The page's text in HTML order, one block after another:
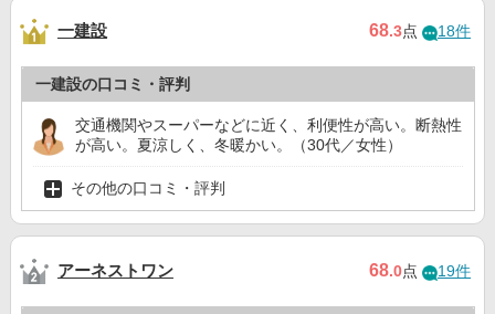
一建設 68.3点 18件
一建設の口コミ・評判
交通機関やスーパーなどに近く、利便性が高い。断熱性
が高い。夏涼しく、冬暖かい。（30代／女性）
その他の口コミ・評判
アーネストワン 68.0点 19件